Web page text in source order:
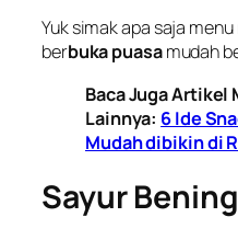
Yuk simak apa saja
berbuka puasamudah
Baca Juga Artikel
Lainnya: 6 Ide
Mudah dibikin di
Sayur